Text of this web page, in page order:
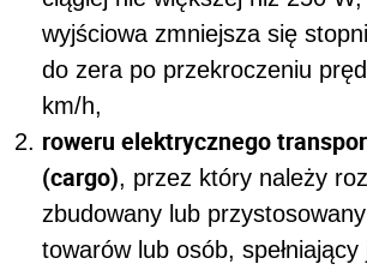
wyjściowa zmniejsza się
do zera po przekroczeniu
km/h,
roweru elektrycznego
(cargo), przez który należy
zbudowany lub
towarów lub osób,